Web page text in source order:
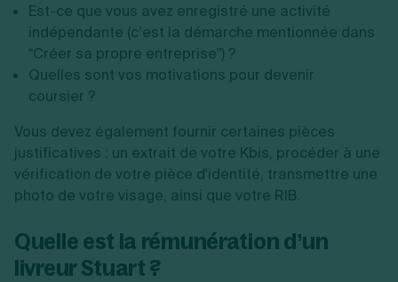
Est-ce que vous avez enregistré une activité
indépendante (c’est la démarche mentionnée dans
“Créer sa propre entreprise”) ?
Quelles sont vos motivations pour devenir
coursier ?
Vous devez également fournir certaines pièces
justificatives : un extrait de votre Kbis, procéder à une
vérification de votre pièce d'identité, transmettre une
photo de votre visage, ainsi que votre RIB.
Quelle est la rémunération d’un
livreur Stuart ?